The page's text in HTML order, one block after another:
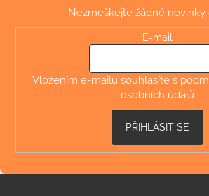
Nezmeškejte žádné novinky
E-mail
Vložením e-mailu souhlasíte s
osobních údajů
PŘIHLÁSIT SE